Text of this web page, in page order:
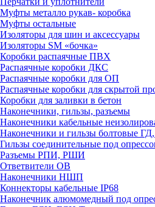
Муфты металло рукав- коробка
Муфты остальные
Изоляторы для шин и аксессуары
Изоляторы SM «бочка»
Коробки распаячные ПВХ
Распаячные коробки ДКС
Распаячные коробки для ОП
Распаячные коробки для скрытой
Коробки для заливки в бетон
Наконечники, гильзы, разъемы
Наконечники кабельные
Наконечники и гильзы болтовые
Гильзы соединительные под
Разъемы РПИ, РШИ
Ответвители ОВ
Наконечники НШП
Коннекторы кабельные IP68
Наконечник алюмомедный под